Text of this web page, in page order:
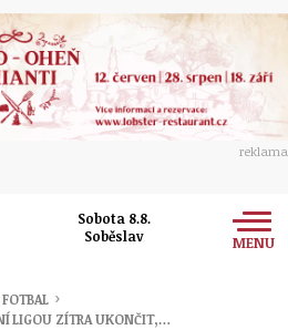
reklama
Sobota 8.8.
Soběslav
MENU
FOTBAL ›
LIGOU ZÍTRA UKONČIT,…